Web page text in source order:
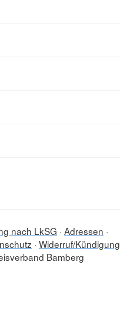
nach LkSG Adressen
Widerruf/Kündigung
Bamberg